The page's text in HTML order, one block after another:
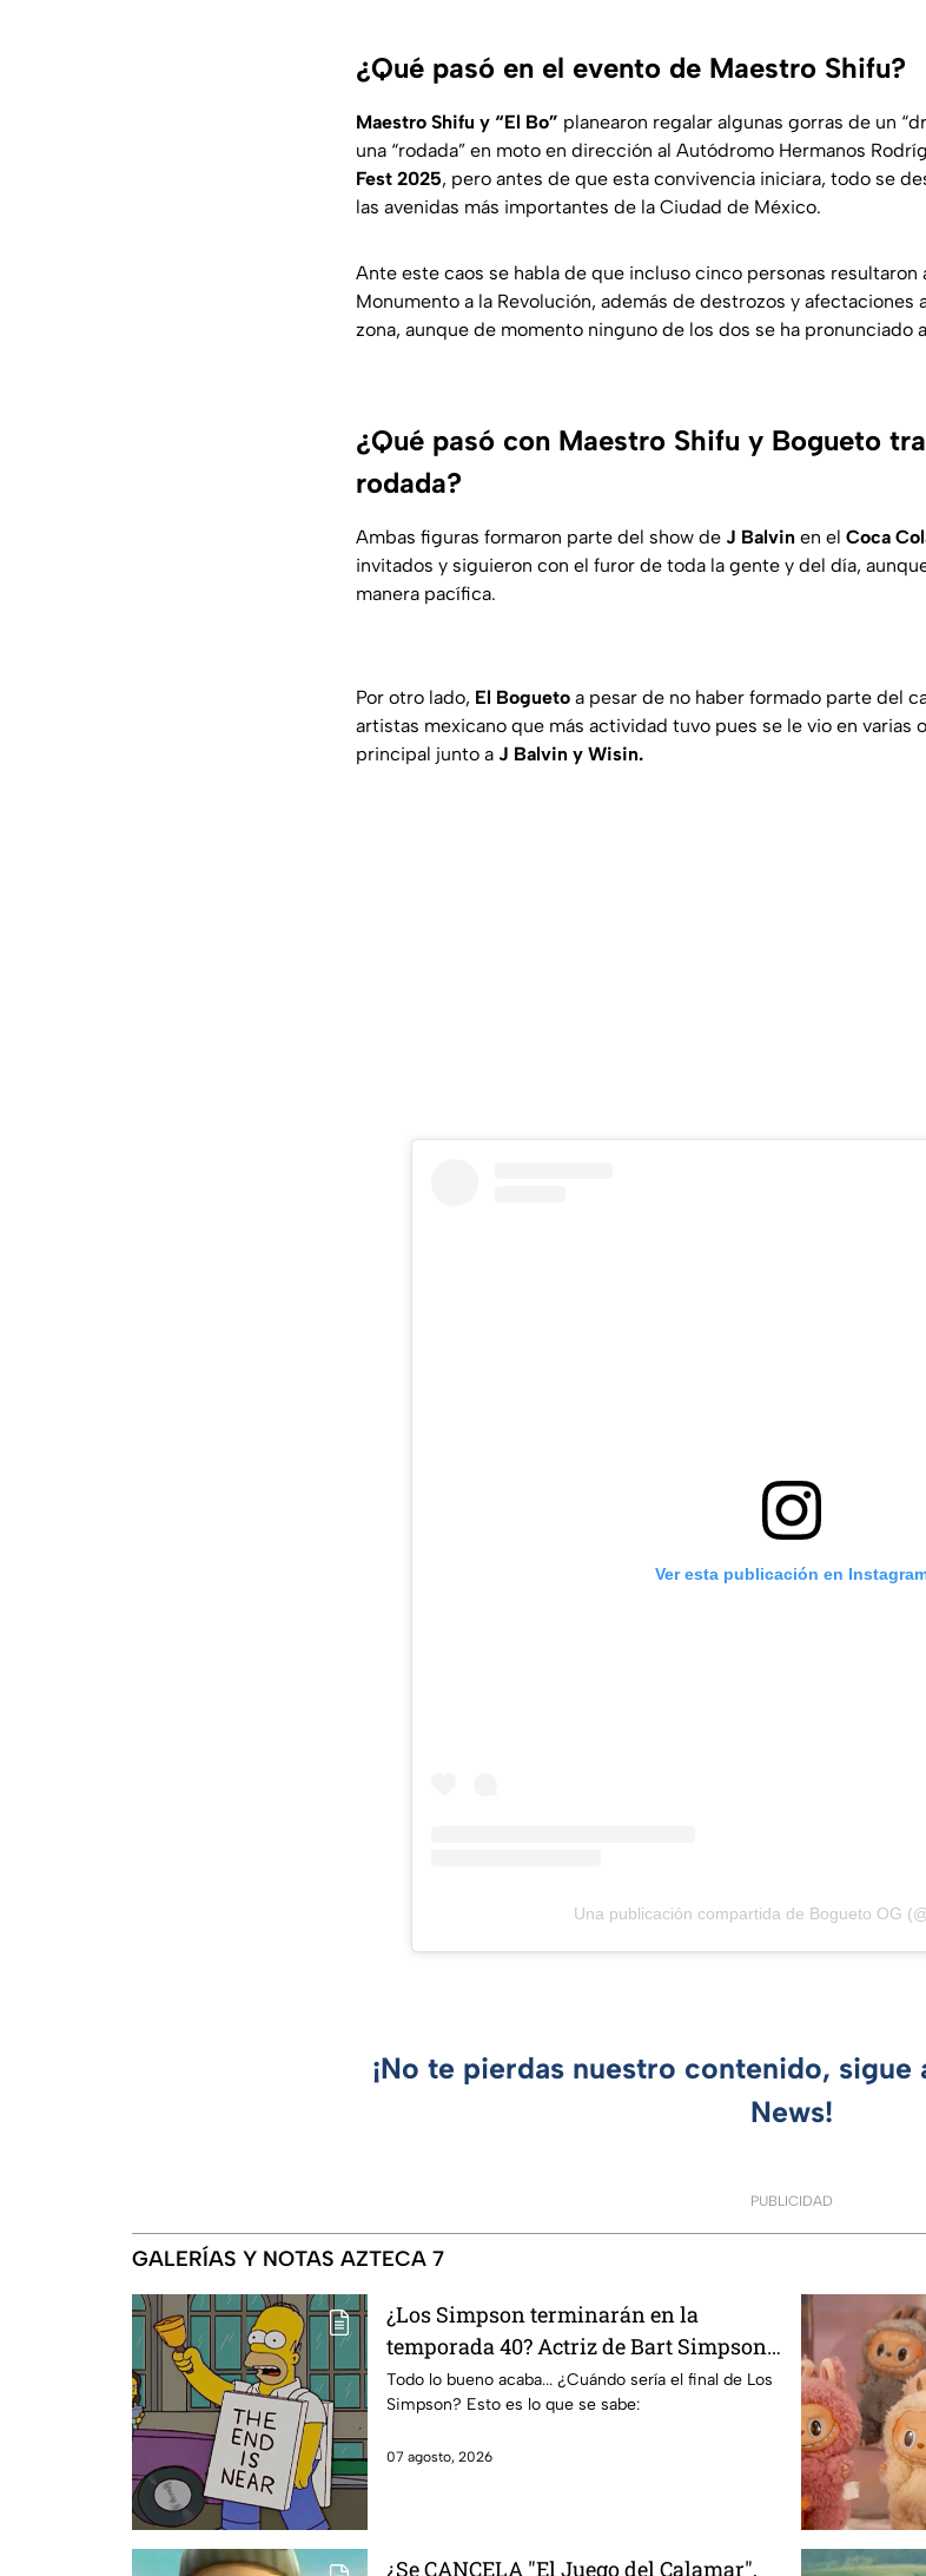
¿Qué pasó en el evento de Maestro Shifu?
Maestro Shifu y “El Bo” planearon regalar algunas gorras de un
una “rodada” en moto en dirección al Autódromo Hermanos
Fest 2025, pero antes de que esta convivencia iniciara, todo se
las avenidas más importantes de la Ciudad de México.
Ante este caos se habla de que incluso cinco personas resultaron
Monumento a la Revolución, además de destrozos y afectaciones
zona, aunque de momento ninguno de los dos se ha pronunciado
¿Qué pasó con Maestro Shifu y Bogueto
rodada?
Ambas figuras formaron parte del show de J Balvin en el Coca
invitados y siguieron con el furor de toda la gente y del día,
manera pacífica.
Por otro lado, El Bogueto a pesar de no haber formado parte del
artistas mexicano que más actividad tuvo pues se le vio en varias
principal junto a J Balvin y Wisin.
Ver esta publicación en
Una publicación compartida de Bogueto OG
¡No te pierdas nuestro contenido, sigue
News!
PUBLICIDAD
GALERÍAS Y NOTAS AZTECA 7
¿Los Simpson terminarán en la
temporada 40? Actriz de Bart Simpson
da IMPACTANTE declaración
Todo lo bueno acaba... ¿Cuándo sería el final de Los
Simpson? Esto es lo que se sabe:
07 agosto, 2026
¿Se CANCELA "El Juego del Calamar",